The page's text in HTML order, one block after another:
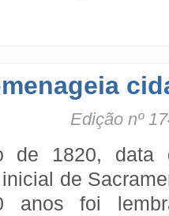
Edição nº
de 1820, data
de
anos foi